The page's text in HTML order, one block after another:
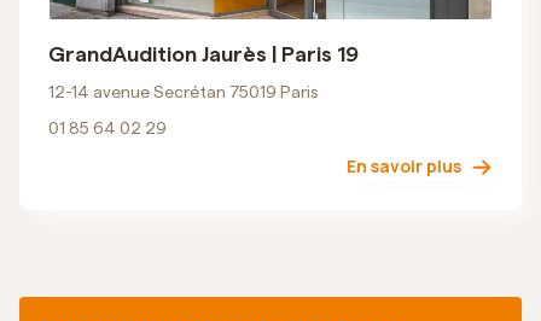
GrandAudition Jaurès | Paris 19
12-14 avenue Secrétan 75019 Paris
01 85 64 02 29
En savoir plus